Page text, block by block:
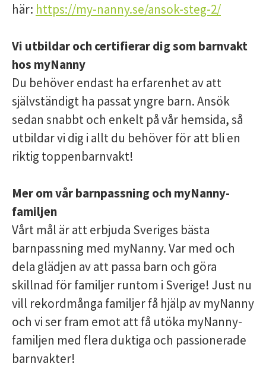
här: https://my-nanny.se/ansok-steg-2/
Vi utbildar och certifierar dig som barnvakt
hos myNanny
Du behöver endast ha erfarenhet av att
självständigt ha passat yngre barn. Ansök
sedan snabbt och enkelt på vår hemsida, så
utbildar vi dig i allt du behöver för att bli en
riktig toppenbarnvakt!
Mer om vår barnpassning och myNanny-
familjen
Vårt mål är att erbjuda Sveriges bästa
barnpassning med myNanny. Var med och
dela glädjen av att passa barn och göra
skillnad för familjer runtom i Sverige! Just nu
vill rekordmånga familjer få hjälp av myNanny
och vi ser fram emot att få utöka myNanny-
familjen med flera duktiga och passionerade
barnvakter!